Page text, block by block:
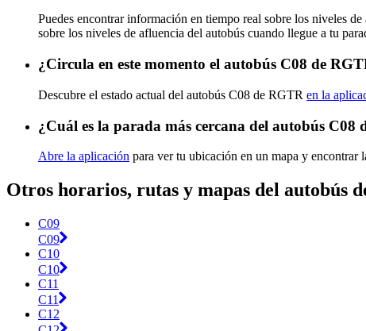
Puedes encontrar información en tiempo real sobre los niveles
sobre los niveles de afluencia del autobús cuando llegue a tu
¿Circula en este momento el autobús C08 de
Descubre el estado actual del autobús C08 de RGTR en la
¿Cuál es la parada más cercana del autobús C08
Abre la aplicación para ver tu ubicación en un mapa y encontrar
Otros horarios, rutas y mapas del autobús
C09
C09
C10
C10
C11
C11
C12